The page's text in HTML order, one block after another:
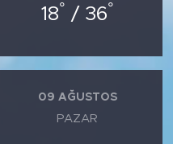
18° / 36°
09 AĞUSTOS
PAZAR